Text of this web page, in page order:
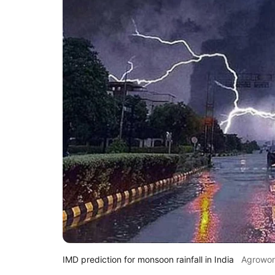
IMD prediction for monsoon rainfall in India